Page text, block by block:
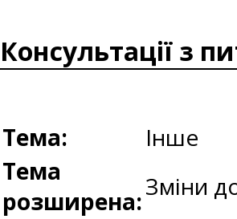
Консультації з
Тема:
Інше
Тема
розширена:Зміни